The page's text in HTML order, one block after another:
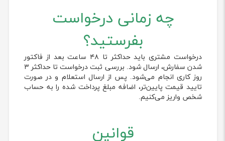
چه زمانی درخواست
بفرستید؟
درخواست مشتری باید حداکثر تا ۴۸ ساعت بعد از فاکتور
شدن سفارش، ارسال شود. بررسی ثبت درخواست تا حداکثر ۳
روز کاری انجام می‌شود. پس از ارسال استعلام و در صورت
تایید قیمت پایین‌تر، اضافه مبلغ پرداخت شده را به حساب
شخص واریز می‌کنیم.
قوانین